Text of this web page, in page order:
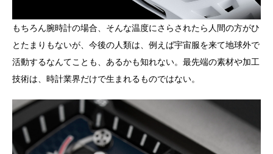
もちろん腕時計の場合、そんな温度にさらされたら人間の方がひ
とたまりもないが、今後の人類は、例えば宇宙服を来て地球外で
活動するなんてことも、あるかも知れない。最先端の素材や加工
技術は、時計業界だけで生まれるものではない。